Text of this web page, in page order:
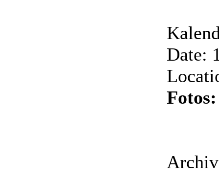
Date: